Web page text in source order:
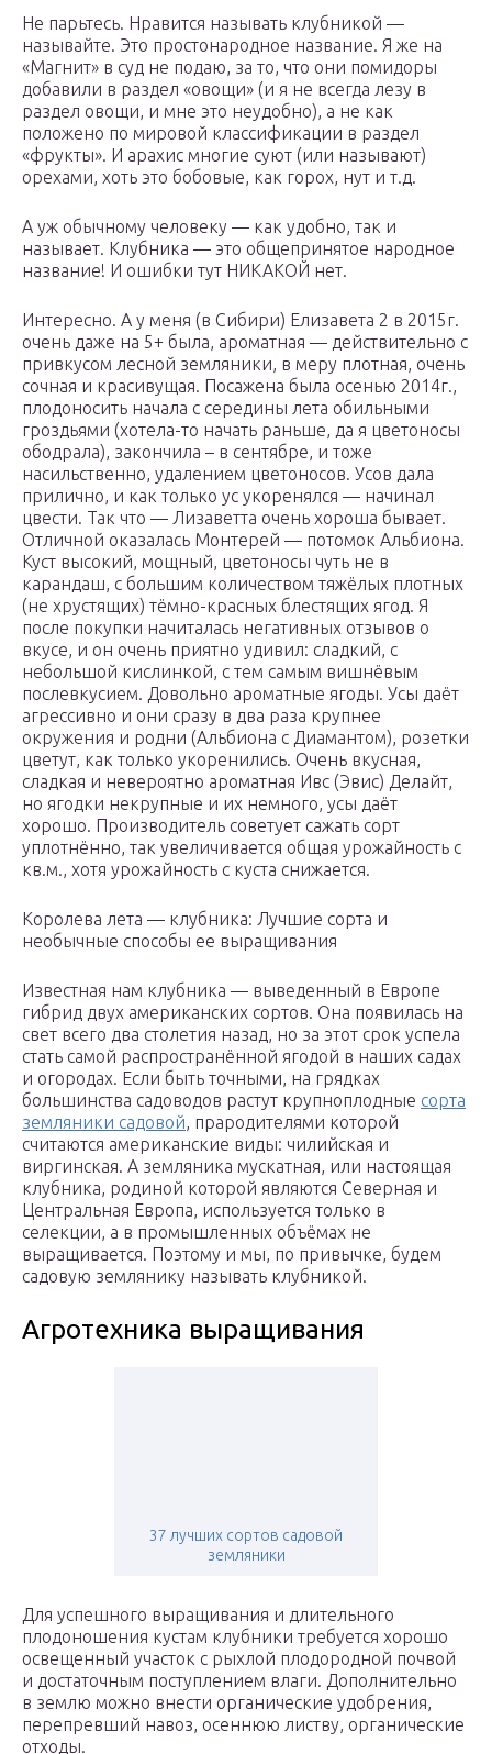
Не парьтесь. Нравится называть клубникой —
называйте. Это простонародное название. Я же на
«Магнит» в суд не подаю, за то, что они помидоры
добавили в раздел «овощи» (и я не всегда лезу в
раздел овощи, и мне это неудобно), а не как
положено по мировой классификации в раздел
«фрукты». И арахис многие суют (или называют)
орехами, хоть это бобовые, как горох, нут и т.д.
А уж обычному человеку — как удобно, так и
называет. Клубника — это общепринятое народное
название! И ошибки тут НИКАКОЙ нет.
Интересно. А у меня (в Сибири) Елизавета 2 в 2015г.
очень даже на 5+ была, ароматная — действительно с
привкусом лесной земляники, в меру плотная, очень
сочная и красивущая. Посажена была осенью 2014г.,
плодоносить начала с середины лета обильными
гроздьями (хотела-то начать раньше, да я цветоносы
ободрала), закончила – в сентябре, и тоже
насильственно, удалением цветоносов. Усов дала
прилично, и как только ус укоренялся — начинал
цвести. Так что — Лизаветта очень хороша бывает.
Отличной оказалась Монтерей — потомок Альбиона.
Куст высокий, мощный, цветоносы чуть не в
карандаш, с большим количеством тяжёлых плотных
(не хрустящих) тёмно-красных блестящих ягод. Я
после покупки начиталась негативных отзывов о
вкусе, и он очень приятно удивил: сладкий, с
небольшой кислинкой, с тем самым вишнёвым
послевкусием. Довольно ароматные ягоды. Усы даёт
агрессивно и они сразу в два раза крупнее
окружения и родни (Альбиона с Диамантом), розетки
цветут, как только укоренились. Очень вкусная,
сладкая и невероятно ароматная Ивс (Эвис) Делайт,
но ягодки некрупные и их немного, усы даёт
хорошо. Производитель советует сажать сорт
уплотнённо, так увеличивается общая урожайность с
кв.м., хотя урожайность с куста снижается.
Королева лета — клубника: Лучшие сорта и
необычные способы ее выращивания
Известная нам клубника — выведенный в Европе
гибрид двух американских сортов. Она появилась на
свет всего два столетия назад, но за этот срок успела
стать самой распространённой ягодой в наших садах
и огородах. Если быть точными, на грядках
большинства садоводов растут крупноплодные сорта
земляники садовой, прародителями которой
считаются американские виды: чилийская и
виргинская. А земляника мускатная, или настоящая
клубника, родиной которой являются Северная и
Центральная Европа, используется только в
селекции, а в промышленных объёмах не
выращивается. Поэтому и мы, по привычке, будем
садовую землянику называть клубникой.
Агротехника выращивания
37 лучших сортов садовой
земляники
Для успешного выращивания и длительного
плодоношения кустам клубники требуется хорошо
освещенный участок с рыхлой плодородной почвой
и достаточным поступлением влаги. Дополнительно
в землю можно внести органические удобрения,
перепревший навоз, осеннюю листву, органические
отходы.